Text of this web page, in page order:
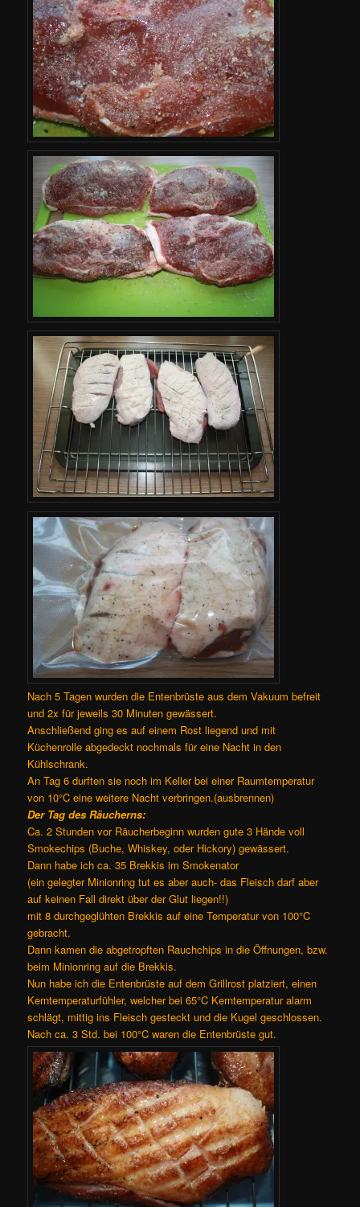
Nach 5 Tagen wurden die Entenbrüste aus dem Vakuum befreit
und 2x für jeweils 30 Minuten gewässert.
Anschließend ging es auf einem Rost liegend und mit
Küchenrolle abgedeckt nochmals für eine Nacht in den
Kühlschrank.
An Tag 6 durften sie noch im Keller bei einer Raumtemperatur
von 10°C eine weitere Nacht verbringen.(ausbrennen)
Der Tag des Räucherns:
Ca. 2 Stunden vor Räucherbeginn wurden gute 3 Hände voll
Smokechips (Buche, Whiskey, oder Hickory) gewässert.
Dann habe ich ca. 35 Brekkis im Smokenator
(ein gelegter Minionring tut es aber auch- das Fleisch darf aber
auf keinen Fall direkt über der Glut liegen!!)
mit 8 durchgeglühten Brekkis auf eine Temperatur von 100°C
gebracht.
Dann kamen die abgetropften Rauchchips in die Öffnungen, bzw.
beim Minionring auf die Brekkis.
Nun habe ich die Entenbrüste auf dem Grillrost platziert, einen
Kerntemperaturfühler, welcher bei 65°C Kerntemperatur alarm
schlägt, mittig ins Fleisch gesteckt und die Kugel geschlossen.
Nach ca. 3 Std. bei 100°C waren die Entenbrüste gut.